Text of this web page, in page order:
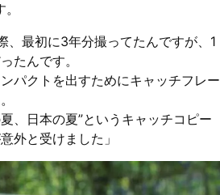
、最初に3年分撮ってたんですが、1
たんです。
パクトを出すためにキャッチフレー
、日本の夏”というキャッチコピー
外と受けました」